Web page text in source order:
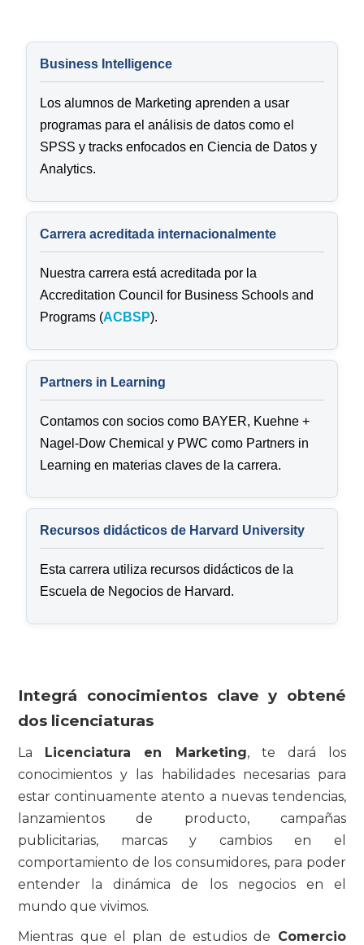
Business Intelligence
Los alumnos de Marketing aprenden a usar
programas para el análisis de datos como el
SPSS y tracks enfocados en Ciencia de Datos y
Analytics.
Carrera acreditada internacionalmente
Nuestra carrera está acreditada por la
Accreditation Council for Business Schools and
Programs (ACBSP).
Partners in Learning
Contamos con socios como BAYER, Kuehne +
Nagel-Dow Chemical y PWC como Partners in
Learning en materias claves de la carrera.
Recursos didácticos de Harvard University
Esta carrera utiliza recursos didácticos de la
Escuela de Negocios de Harvard.
Integrá conocimientos clave y obtené
dos licenciaturas
La Licenciatura en Marketing, te dará los
conocimientos y las habilidades necesarias para
estar continuamente atento a nuevas tendencias,
lanzamientos de producto, campañas
publicitarias, marcas y cambios en el
comportamiento de los consumidores, para poder
entender la dinámica de los negocios en el
mundo que vivimos.
Mientras que el plan de estudios de Comercio